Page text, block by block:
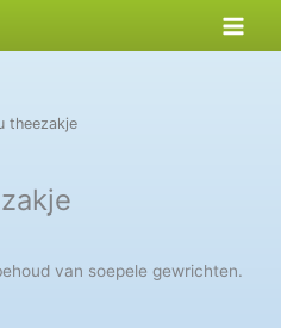
theezakje
van soepele gewrichten.